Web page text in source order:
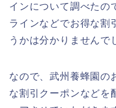
インについて調べたの
ラインなどでお得な割
うかは分かりませんで
なので、武州養蜂園の
な割引クーポンなどを